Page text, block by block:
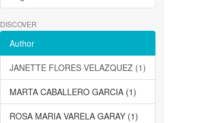
DISCOVER
Author
JANETTE FLORES VELAZQUEZ (1)
MARTA CABALLERO GARCIA (1)
ROSA MARIA VARELA GARAY (1)